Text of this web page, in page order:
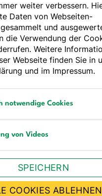
für Ernährung e. V.
136
600
800
Newsletter
ABONNIEREN
weiter verbessern.
Daten von Webseiten-
und
die Verwendung der
Weitere
Webseite finden Sie in
und im Impressum.
notwendige Cookies
von Videos
SPEICHERN
COOKIES ABLEHNEN